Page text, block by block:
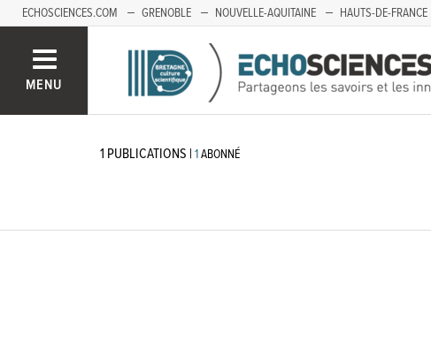
ECHOSCIENCES.COM GRENOBLE NOUVELLE-AQUITAINE HAUTS-DE-FRANCE
MENU
1 PUBLICATIONS |1ABONNÉ